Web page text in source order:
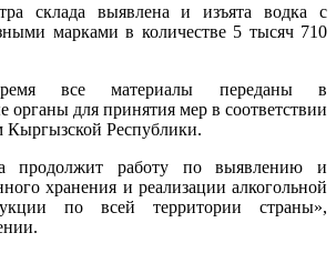
склада выявлена и изъята водка с
марками в количестве 5 тысяч 710
все материалы переданы в
органы для принятия мер в соответствии
Кыргызской Республики.
продолжит работу по выявлению и
хранения и реализации алкогольной
по всей территории страны»,